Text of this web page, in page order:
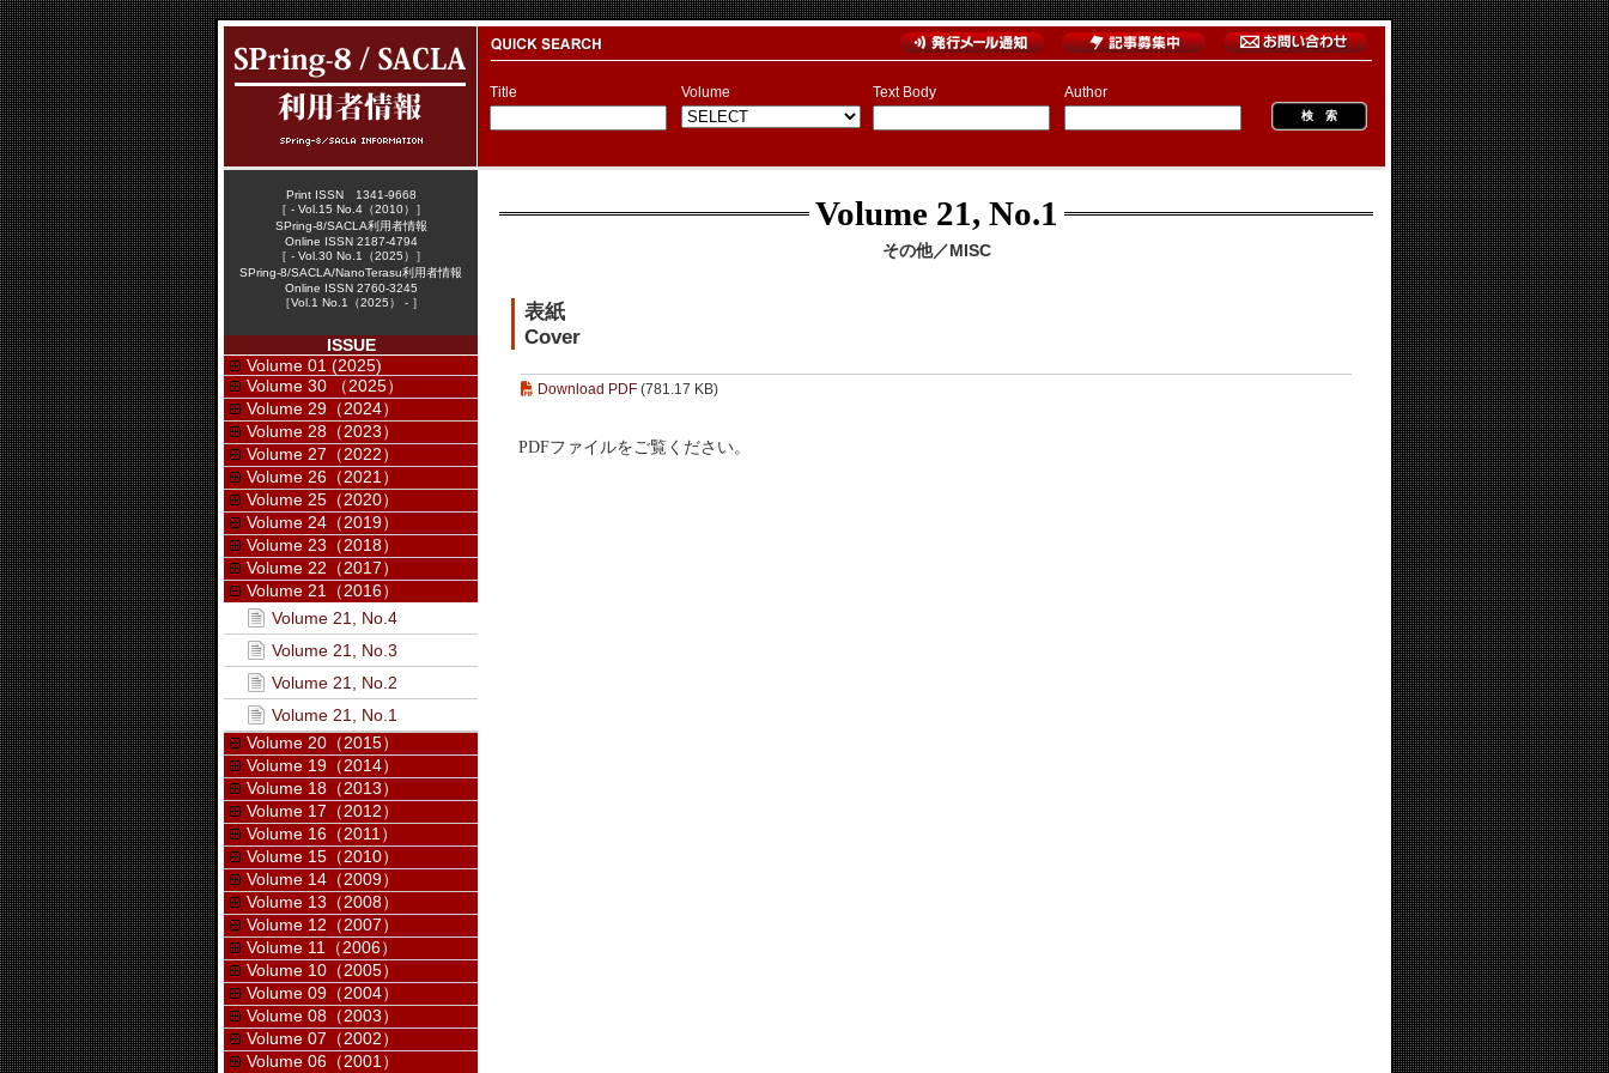
Title Volume Text Body Author
Volume 21, No.1
その他／MISC
表紙
Cover
Download PDF (781.17 KB)
PDFファイルをご覧ください。
Print ISSN 1341-9668
［ - Vol.15 No.4（2010）］
SPring-8/SACLA利用者情報
Online ISSN 2187-4794
［ - Vol.30 No.1（2025）］
SPring-8/SACLA/NanoTerasu利用者情報
Online ISSN 2760-3245
［Vol.1 No.1（2025） - ］
ISSUE
Volume 01 (2025)
Volume 30 （2025）
Volume 29（2024）
Volume 28（2023）
Volume 27（2022）
Volume 26（2021）
Volume 25（2020）
Volume 24（2019）
Volume 23（2018）
Volume 22（2017）
Volume 21（2016）
Volume 21, No.4
Volume 21, No.3
Volume 21, No.2
Volume 21, No.1
Volume 20（2015）
Volume 19（2014）
Volume 18（2013）
Volume 17（2012）
Volume 16（2011）
Volume 15（2010）
Volume 14（2009）
Volume 13（2008）
Volume 12（2007）
Volume 11（2006）
Volume 10（2005）
Volume 09（2004）
Volume 08（2003）
Volume 07（2002）
Volume 06（2001）